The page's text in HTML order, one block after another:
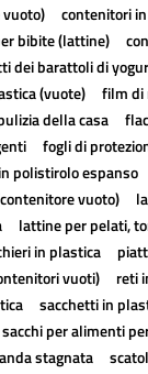
contenitori
bibite (lattine)
dei barattoli di
(vuote) film di
della casa
fogli di
polistirolo espanso
vuoto)
lattine per pelati,
in plastica
vuoti)
reti
sacchetti in
sacchi per alimenti
stagnata